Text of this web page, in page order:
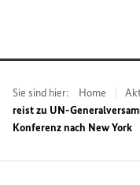
Sie sind hier: Home
reist zu UN-
Konferenz nach New York